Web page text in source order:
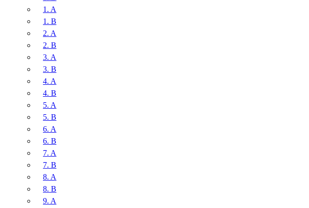
1. A
1. B
2. A
2. B
3. A
3. B
4. A
4. B
5. A
5. B
6. A
6. B
7. A
7. B
8. A
8. B
9. A